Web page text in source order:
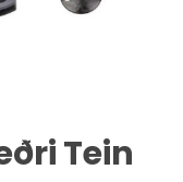
Tein